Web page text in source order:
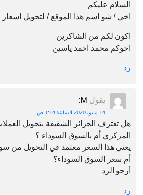
السلام عليكم
اخي / شو اسم هذا الموقع / لتحويل اسعار
اكون لكم من الشاكرين
اخوكم محمد احمد ياسين
رد
يقول M
:
14 مايو، 2020 الساعة 1:14 ص
هل تعترف الجزائر الشقيقة بتحويل
المركزي أم بالسوق السوداء ؟
يعني هذا السعر معتمد في التحويل من
أم سعر السوق السوداء؟
أرجو الرد
رد